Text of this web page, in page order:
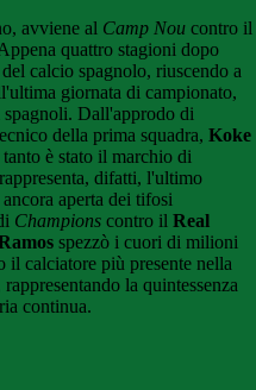
avviene al Camp Nou contro il
quattro stagioni dopo
calcio spagnolo, riuscendo a
giornata di campionato,
Dall'approdo di
della prima squadra, Koke
è stato il marchio di
difatti, l'ultimo
aperta dei tifosi
Champions contro il Real
spezzò i cuori di milioni
il calciatore più presente nella
la quintessenza
continua.